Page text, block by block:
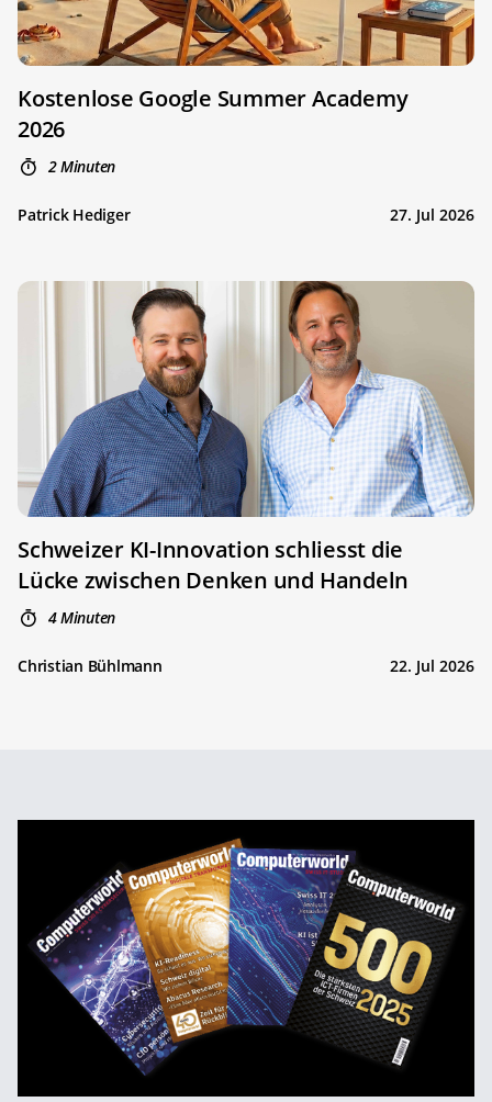
Kostenlose Google Summer Academy
2026
2 Minuten
Patrick Hediger 27. Jul 2026
Schweizer KI-Innovation schliesst die
Lücke zwischen Denken und Handeln
4 Minuten
Christian Bühlmann 22. Jul 2026